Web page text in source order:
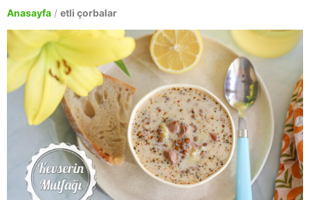
Anasayfa / etli çorbalar